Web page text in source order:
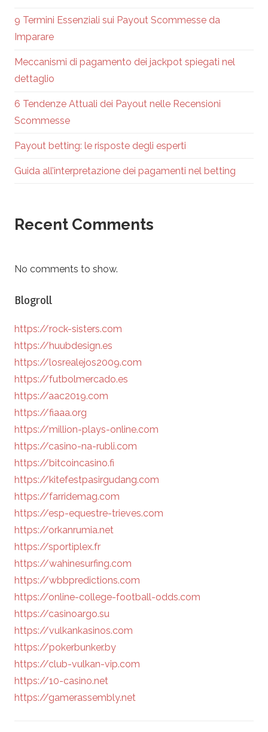
9 Termini Essenziali sui Payout Scommesse da
Imparare
Meccanismi di pagamento dei jackpot spiegati nel
dettaglio
6 Tendenze Attuali dei Payout nelle Recensioni
Scommesse
Payout betting: le risposte degli esperti
Guida all’interpretazione dei pagamenti nel betting
Recent Comments
No comments to show.
Blogroll
https://rock-sisters.com
https://huubdesign.es
https://losrealejos2009.com
https://futbolmercado.es
https://aac2019.com
https://fiaaa.org
https://million-plays-online.com
https://casino-na-rubli.com
https://bitcoincasino.fi
https://kitefestpasirgudang.com
https://farridemag.com
https://esp-equestre-trieves.com
https://orkanrumia.net
https://sportiplex.fr
https://wahinesurfing.com
https://wbbpredictions.com
https://online-college-football-odds.com
https://casinoargo.su
https://vulkankasinos.com
https://pokerbunker.by
https://club-vulkan-vip.com
https://10-casino.net
https://gamerassembly.net